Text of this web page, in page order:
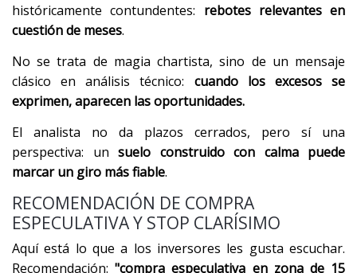
históricamente contundentes: rebotes relevantes en
cuestión de meses.
No se trata de magia chartista, sino de un mensaje
clásico en análisis técnico: cuando los excesos se
exprimen, aparecen las oportunidades.
El analista no da plazos cerrados, pero sí una
perspectiva: un suelo construido con calma puede
marcar un giro más fiable.
RECOMENDACIÓN DE COMPRA
ESPECULATIVA Y STOP CLARÍSIMO
Aquí está lo que a los inversores les gusta escuchar.
Recomendación:"compra especulativa en zona de 15